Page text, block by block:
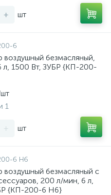
+ шт
6
воздушный безмасляный,
л, 1500 Вт, ЗУБР {КП-200-
1
+ шт
6 Н6
воздушный безмасляный с
200 л/мин, 6 л,
{КП-200-6 Н6}